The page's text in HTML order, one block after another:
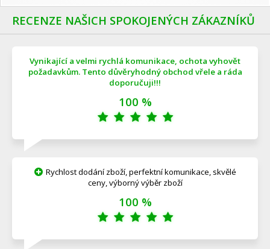
RECENZE NAŠICH SPOKOJENÝCH ZÁKAZNÍKŮ
Vynikající a velmi rychlá komunikace, ochota vyhovět
požadavkům. Tento důvěryhodný obchod vřele a ráda
doporučuji!!!
100 %
Rychlost dodání zboží, perfektní komunikace, skvělé
ceny, výborný výběr zboží
100 %